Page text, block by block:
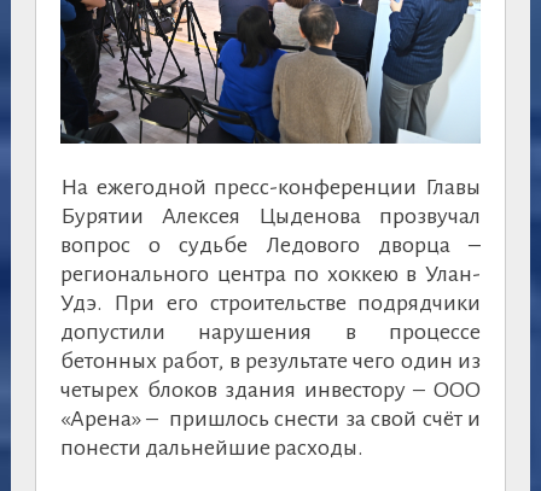
На ежегодной пресс-конференции Главы
Бурятии Алексея Цыденова прозвучал
вопрос о судьбе Ледового дворца –
регионального центра по хоккею в Улан-
Удэ. При его строительстве подрядчики
допустили нарушения в процессе
бетонных работ, в результате чего один из
четырех блоков здания инвестору – ООО
«Арена» – пришлось снести за свой счёт и
понести дальнейшие расходы.